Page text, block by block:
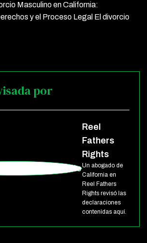
Masculino en California:
y el Proceso Legal El divorcio
por
Reel
Fathers
Rights
Un abogado de
California en
Reel Fathers
Rights revisó las
declaraciones
contenidas aquí.